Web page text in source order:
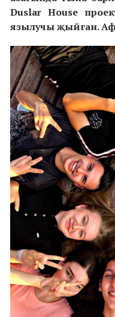
Duslar House
язылучы җыйган.